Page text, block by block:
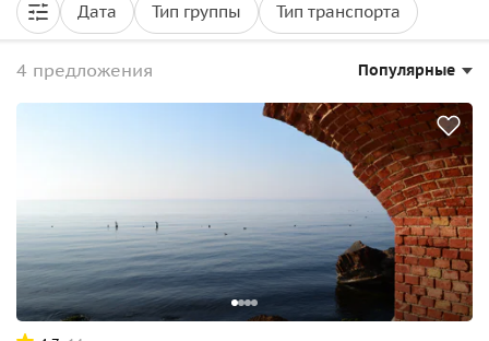
Дата Тип группы Тип транспорта
4 предложения Популярные